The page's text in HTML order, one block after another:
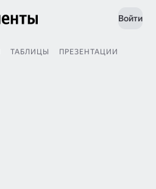
Войти
ТАБЛИЦЫ ПРЕЗЕНТАЦИИ